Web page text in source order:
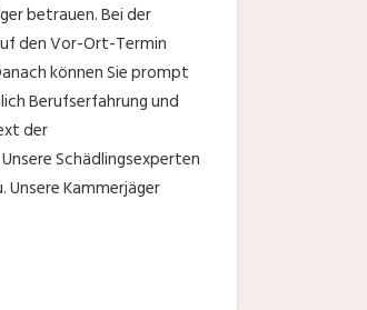
betrauen. Bei der
den Vor-Ort-Termin
können Sie prompt
Berufserfahrung und
der
Schädlingsexperten
Kammerjäger